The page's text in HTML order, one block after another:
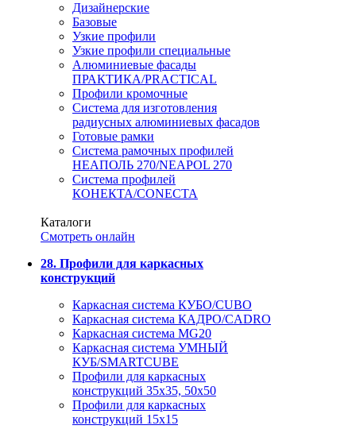
Дизайнерские
Базовые
Узкие профили
Узкие профили специальные
Алюминиевые фасады
ПРАКТИКА/PRACTICAL
Профили кромочные
Система для изготовления
радиусных алюминиевых фасадов
Готовые рамки
Система рамочных профилей
НЕАПОЛЬ 270/NEAPOL 270
Система профилей
КОНЕКТА/CONECTA
Каталоги
Смотреть онлайн
28. Профили для каркасных
конструкций
Каркасная система КУБО/CUBO
Каркасная система КАДРО/CADRO
Каркасная система MG20
Каркасная система УМНЫЙ
КУБ/SMARTCUBE
Профили для каркасных
конструкций 35x35, 50x50
Профили для каркасных
конструкций 15х15